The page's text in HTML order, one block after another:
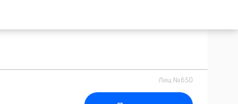
Лиц №650